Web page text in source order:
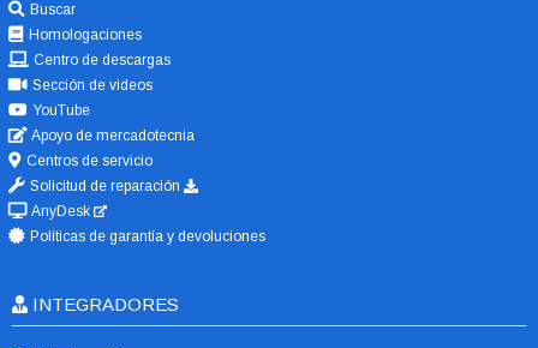
Buscar
Homologaciones
Centro de descargas
Sección de videos
YouTube
Apoyo de mercadotecnia
Centros de servicio
Solicitud de reparación
AnyDesk
Políticas de garantía y devoluciones
INTEGRADORES